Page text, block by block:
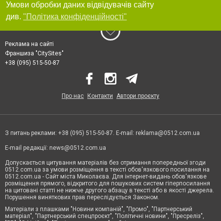
Умови обробки даних відвідувачів сайту
див. "Політика конфіденційності"
Реклама на сайті
Франшиза "CitySites"
+38 (095) 515-50-87
Про нас Контакти Автори проєкту
З питань реклами: +38 (095) 515-50-87. E-mail: reklama@0512.com.ua
E-mail редакції: news@0512.com.ua
Допускається цитування матеріалів без отримання попередньої згоди
0512.com.ua за умови розміщення в тексті обов'язкового посилання на
0512.com.ua - Сайт міста Миколаєва. Для інтернет-видань обов'язкове
розміщення прямого, відкритого для пошукових систем гіперпосилання
на цитовані статті не нижче другого абзацу в тексті або в якості джерела.
Порушення виняткових прав переслідується Законом.
Матеріали з плашками "Новини компаній", "Промо", "Партнерський
матеріал", "Партнерський спецпроєкт", "Політичні новини", "Пресреліз",